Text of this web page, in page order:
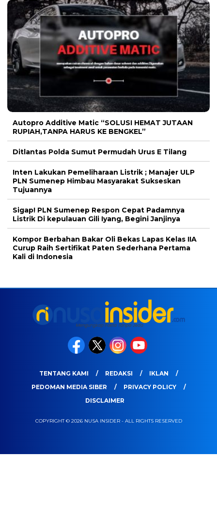
Autopro Additive Matic “SOLUSI HEMAT JUTAAN
RUPIAH,TANPA HARUS KE BENGKEL”
Ditlantas Polda Sumut Permudah Urus E Tilang
Inten Lakukan Pemeliharaan Listrik ; Manajer ULP
PLN Sumenep Himbau Masyarakat Sukseskan
Tujuannya
Sigap! PLN Sumenep Respon Cepat Padamnya
Listrik Di kepulauan Gili Iyang, Begini Janjinya
Kompor Berbahan Bakar Oli Bekas Lapas Kelas IIA
Curup Raih Sertifikat Paten Sederhana Pertama
Kali di Indonesia
TENTANG KAMI REDAKSI
IKLAN
PEDOMAN MEDIA SIBER
PRIVACY POLICY
DISCLAIMER
COPYRIGHT © 2026 NUSA INSIDER - ALL RIGHTS RESERVED